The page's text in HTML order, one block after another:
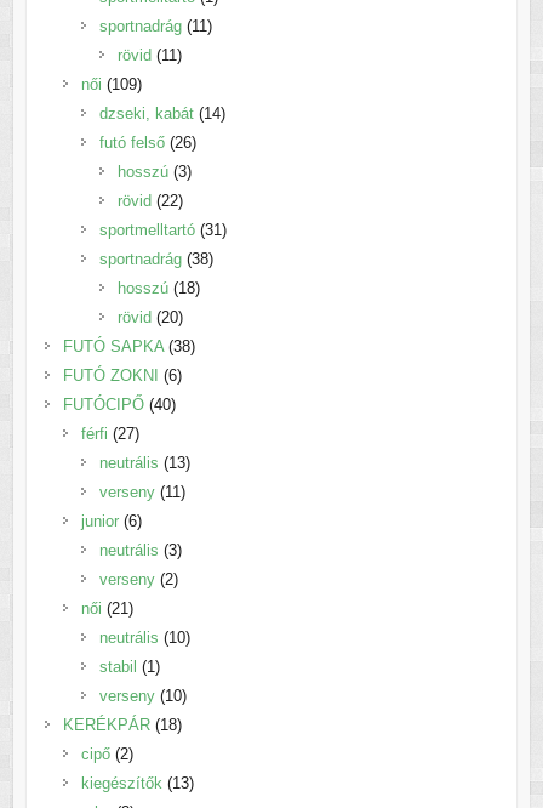
termék
sportnadrág 1111
rövid 1111
női 109109
termék
dzseki, kabát 1414
futó felső 2626
termék
hosszú 33
rövid 2222
termék
sportmelltartó 3131
sportnadrág 3838
hosszú 1818
rövid 2020
termék
FUTÓ SAPKA 3838
FUTÓ ZOKNI 66
termék
FUTÓCIPŐ 4040
férfi 2727
termék
neutrális 1313
termék
verseny 1111
junior 66
termék
neutrális 33
termék
verseny 22
női 2121
termék
neutrális 1010
stabil 11
termék
verseny 1010
termék
KERÉKPÁR 1818
cipő 22
termék
kiegészítők 1313